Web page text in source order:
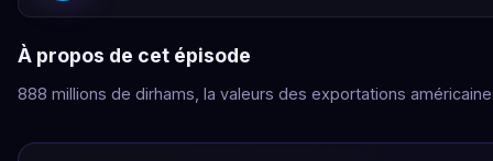
À propos de cet épisode
888 millions de dirhams, la valeurs des exportations